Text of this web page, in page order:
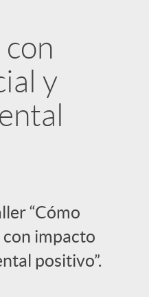
y
“Cómo
impacto
positivo”.